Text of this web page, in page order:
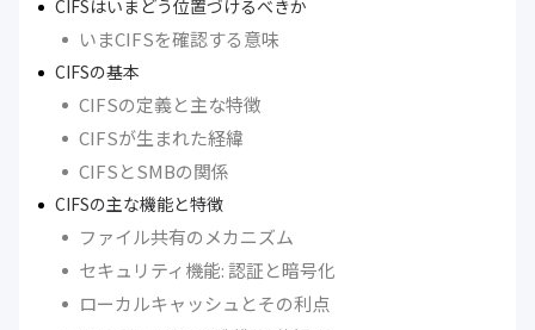
CIFSはいまどう位置づけるべきか
いまCIFSを確認する意味
CIFSの基本
CIFSの定義と主な特徴
CIFSが生まれた経緯
CIFSとSMBの関係
CIFSの主な機能と特徴
ファイル共有のメカニズム
セキュリティ機能: 認証と暗号化
ローカルキャッシュとその利点